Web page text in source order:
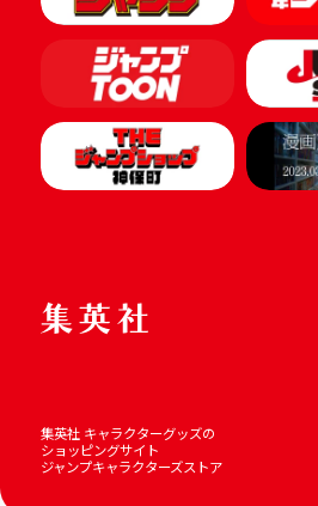
集英社 キャラクターグッズの
ショッピングサイト
ジャンプキャラクターズストア